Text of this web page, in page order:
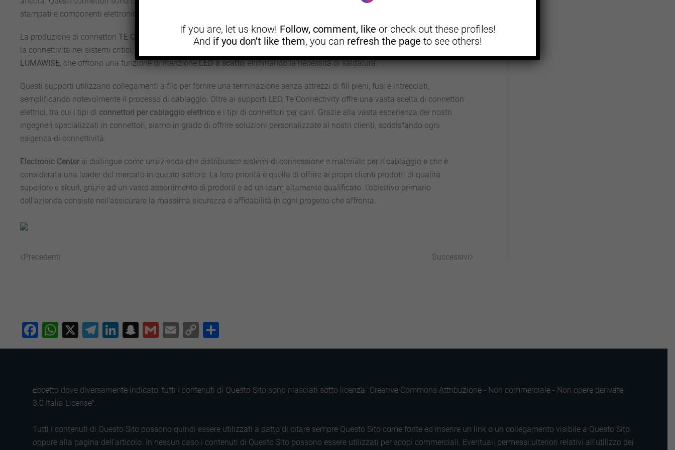
stampati e componenti elettronici.
La produzione di connettori TE Connectivity
è caratterizzata da una vasta gamma di soluzioni tecnologiche, mirate a migliorare
la connettività nei sistemi critici. Tra i
componenti elettronici a Modena a marchio TE Connectivity troviamo i
supporti LED
LUMAWISE, che offrono una funzione di ritenzioneLED a scatto, eliminando la necessità di saldatura.
Questi supporti utilizzano collegamenti a filo per fornire una terminazione senza attrezzi di fili pieni, fusi e intrecciati,
semplificando notevolmente il processo di cablaggio. Oltre ai supporti LED, Te Connectivity offre una vasta scelta di connettori
elettrici, tra cui i tipi di connettori per cablaggio elettrico e i tipi di connettori per cavi. Grazie alla vasta esperienza dei nostri
ingegneri specializzati in connettori, siamo in grado di offrire soluzioni personalizzate ai nostri clienti, soddisfando ogni
esigenza di connettività.
Electronic Center si distingue come un’azienda che distribuisce sistemi di connessione e materiale per il cablaggio e che è
considerata una leader del mercato in questo settore. La loro priorità è quella di offrire ai propri clienti prodotti di qualità
superiore e sicuri, grazie ad un vasto assortimento di prodotti e ad un team altamente qualificato. L’obiettivo primario
dell’azienda consiste nell’assicurare la massima sicurezza e affidabilità in ogni progetto che affronta.
Precedenti Successivi
Facebook
WhatsApp
X Telegram
LinkedIn
Snapchat
GmailEmail
Copy
Link
Eccetto dove diversamente indicato, tutti i contenuti di Questo Sito sono rilasciati sotto licenza "Creative Commons Attribuzione - Non commerciale - Non opere derivate
3.0 Italia License".
Tutti i contenuti di Questo Sito possono quindi essere utilizzati a patto di citare sempre Questo Sito come fonte ed inserire un link o un collegamento visibile a Questo Sito
oppure alla pagina dell'articolo. In nessun caso i contenuti di Questo Sito possono essere utilizzati per scopi commerciali. Eventuali permessi ulteriori relativi all'utilizzo dei
If you are, let us know! Follow, comment, like or check out these profiles!
And if you don’t like them, you can refresh the page to see others!